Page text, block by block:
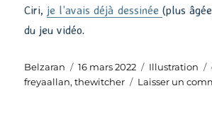
Ciri, je l’avais déjà dessinée (plus
du jeu vidéo.
Auteur
Belzaran
Publié
le
16 mars 2022 Catégories
Illustration
freyaallan,thewitcher Laisser un